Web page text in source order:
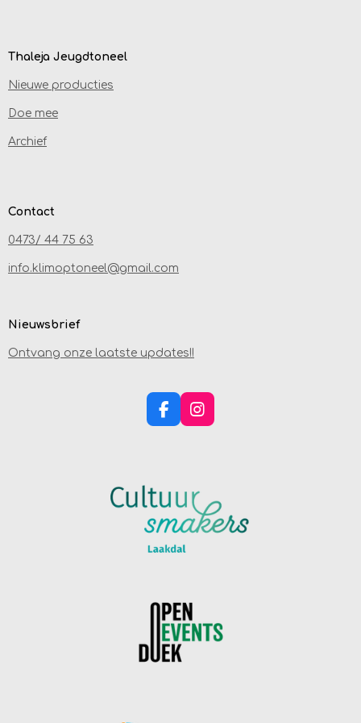
Thaleja Jeugdtoneel
Nieuwe producties
Doe mee
Archief
Contact
0473/ 44 75 63
info.klimoptoneel@gmail.com
Nieuwsbrief
Ontvang onze laatste updates!!
F
A
O
O
K
I
N
G
R
A
M